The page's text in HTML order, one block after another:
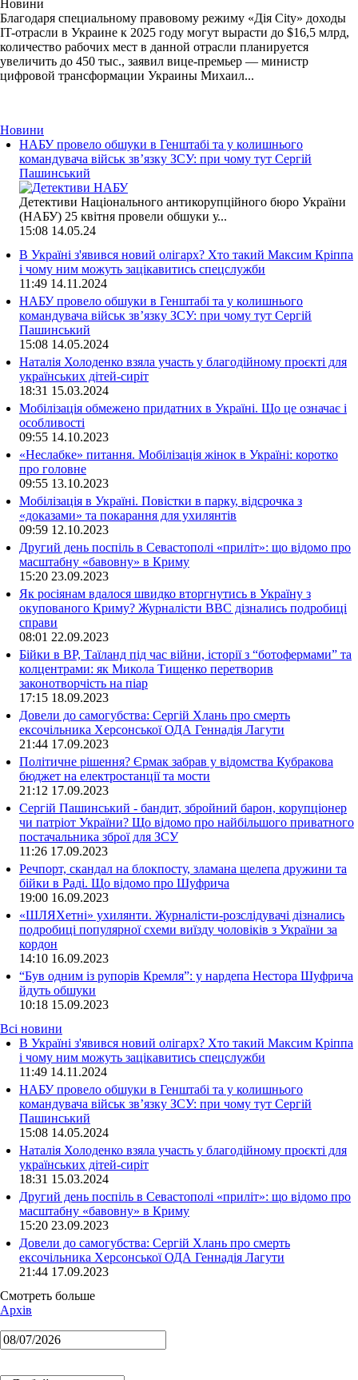
Новини
Благодаря специальному правовому режиму «Дія City» доходы
IT-отрасли в Украине к 2025 году могут вырасти до $16,5 млрд,
количество рабочих мест в данной отрасли планируется
увеличить до 450 тыс., заявил вице-премьер — министр
цифровой трансформации Украины Михаил...
Новини
НАБУ провело обшуки в Генштабі та у колишнього
командувача військ зв’язку ЗСУ: при чому тут Сергій
Пашинський
Детективи Національного антикорупційного бюро України
(НАБУ) 25 квітня провели обшуки у...
15:08 14.05.24
В Україні з'явився новий олігарх? Хто такий Максим Кріппа
і чому ним можуть зацікавитись спецслужби
11:49 14.11.2024
НАБУ провело обшуки в Генштабі та у колишнього
командувача військ зв’язку ЗСУ: при чому тут Сергій
Пашинський
15:08 14.05.2024
Наталія Холоденко взяла участь у благодійному проєкті для
українських дітей-сиріт
18:31 15.03.2024
Мобілізація обмежено придатних в Україні. Що це означає і
особливості
09:55 14.10.2023
«Неслабке» питання. Мобілізація жінок в Україні: коротко
про головне
09:55 13.10.2023
Мобілізація в Україні. Повістки в парку, відсрочка з
«доказами» та покарання для ухилянтів
09:59 12.10.2023
Другий день поспіль в Севастополі «приліт»: що відомо про
масштабну «бавовну» в Криму
15:20 23.09.2023
Як росіянам вдалося швидко вторгнутись в Україну з
окупованого Криму? Журналісти ВВС дізнались подробиці
справи
08:01 22.09.2023
Бійки в ВР, Таїланд під час війни, історії з “ботофермами” та
колцентрами: як Микола Тищенко перетворив
законотворчість на піар
17:15 18.09.2023
Довели до самогубства: Сергій Хлань про смерть
ексочільника Херсонської ОДА Геннадія Лагути
21:44 17.09.2023
Політичне рішення? Єрмак забрав у відомства Кубракова
бюджет на електростанції та мости
21:12 17.09.2023
Сергій Пашинський - бандит, збройний барон, корупціонер
чи патріот України? Що відомо про найбільшого приватного
постачальника зброї для ЗСУ
11:26 17.09.2023
Речпорт, скандал на блокпосту, зламана щелепа дружини та
бійки в Раді. Що відомо про Шуфрича
19:00 16.09.2023
«ШЛЯХетні» ухилянти. Журналісти-розслідувачі дізнались
подробиці популярної схеми виїзду чоловіків з України за
кордон
14:10 16.09.2023
“Був одним із рупорів Кремля”: у нардепа Нестора Шуфрича
йдуть обшуки
10:18 15.09.2023
Всі новини
В Україні з'явився новий олігарх? Хто такий Максим Кріппа
і чому ним можуть зацікавитись спецслужби
11:49 14.11.2024
НАБУ провело обшуки в Генштабі та у колишнього
командувача військ зв’язку ЗСУ: при чому тут Сергій
Пашинський
15:08 14.05.2024
Наталія Холоденко взяла участь у благодійному проєкті для
українських дітей-сиріт
18:31 15.03.2024
Другий день поспіль в Севастополі «приліт»: що відомо про
масштабну «бавовну» в Криму
15:20 23.09.2023
Довели до самогубства: Сергій Хлань про смерть
ексочільника Херсонської ОДА Геннадія Лагути
21:44 17.09.2023
Смотреть больше
Архів